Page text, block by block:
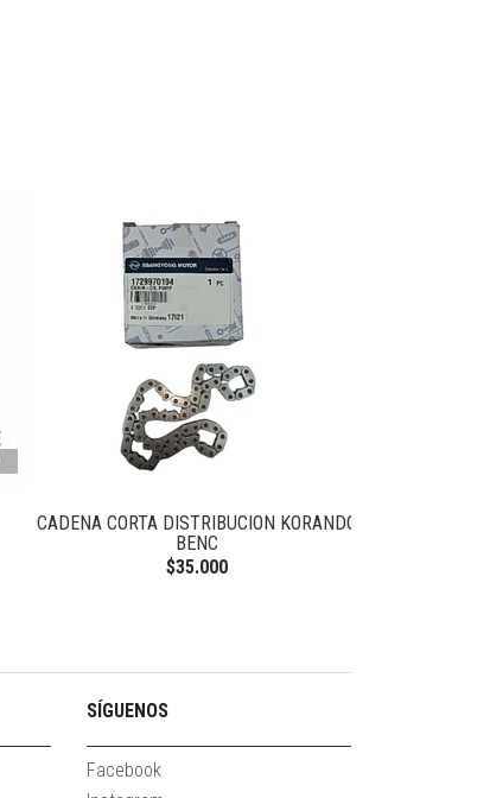
CADENA CORTA DISTRIBUCION KORANDO
BENC
$35.000
SÍGUENOS
Facebook